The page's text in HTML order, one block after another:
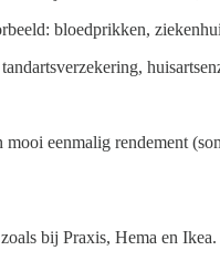
bloedprikken,
eenmalig rendement
bij Praxis, Hema en